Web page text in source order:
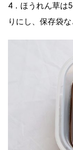
4．ほうれん草は
りにし、保存袋な